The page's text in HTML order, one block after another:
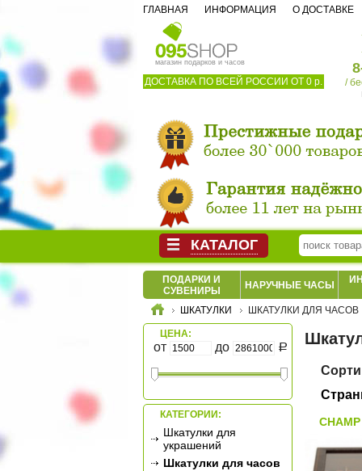
магазин подарков и часов
ДОСТАВКА ПО ВСЕЙ РОССИИ ОТ 0 р.
/
ГЛАВНАЯ ИНФОРМАЦИЯ О ДОСТАВКЕ
ПОДАРКИ И
СУВЕНИРЫ
НАРУЧНЫЕ ЧАСЫ
ШКАТУЛКИ ШКАТУЛКИ ДЛЯ ЧАСОВ
ЦЕНА:
от до Р
КАТЕГОРИИ:
Шкатулки для
украшений
Шкатулки для часов
КАТАЛОГ